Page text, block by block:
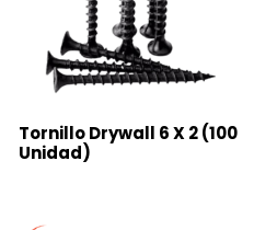
Tornillo Drywall 6 X 2 (100
Unidad)